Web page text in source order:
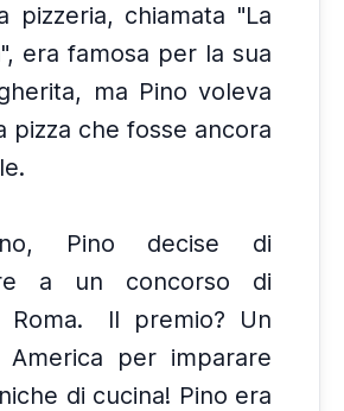
pizzeria, chiamata "La
era famosa per la sua
ma Pino voleva
pizza che fosse ancora
Pino decise di
a un concorso di
Roma.
Il premio? Un
America per imparare
di cucina! Pino era